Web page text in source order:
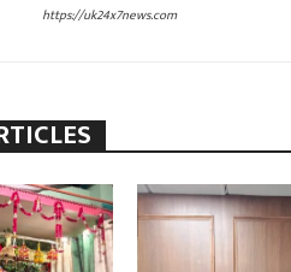
https://uk24x7news.com